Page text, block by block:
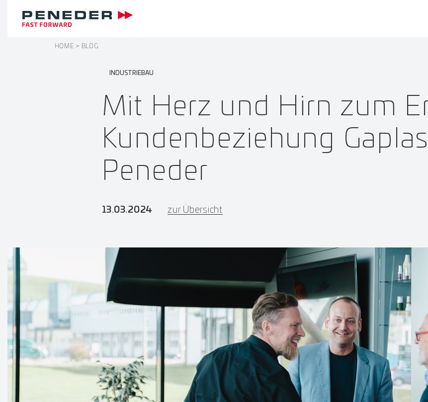
HOME BLOG
INDUSTRIEBAU
Mit Herz und Hirn zum
Kundenbeziehung
Peneder
13.03.2024 zur Übersicht